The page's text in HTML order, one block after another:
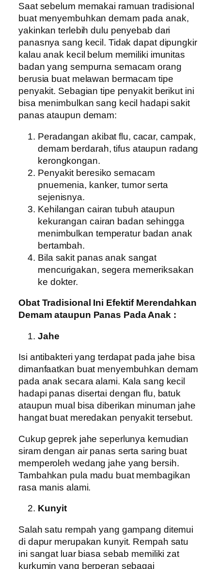
Saat sebelum memakai ramuan tradisional
buat menyembuhkan demam pada anak,
yakinkan terlebih dulu penyebab dari
panasnya sang kecil. Tidak dapat dipungkir
kalau anak kecil belum memiliki imunitas
badan yang sempurna semacam orang
berusia buat melawan bermacam tipe
penyakit. Sebagian tipe penyakit berikut ini
bisa menimbulkan sang kecil hadapi sakit
panas ataupun demam:
Peradangan akibat flu, cacar, campak,
demam berdarah, tifus ataupun radang
kerongkongan.
Penyakit beresiko semacam
pnuemenia, kanker, tumor serta
sejenisnya.
Kehilangan cairan tubuh ataupun
kekurangan cairan badan sehingga
menimbulkan temperatur badan anak
bertambah.
Bila sakit panas anak sangat
mencurigakan, segera memeriksakan
ke dokter.
Obat Tradisional Ini Efektif Merendahkan
Demam ataupun Panas Pada Anak :
Jahe
Isi antibakteri yang terdapat pada jahe bisa
dimanfaatkan buat menyembuhkan demam
pada anak secara alami. Kala sang kecil
hadapi panas disertai dengan flu, batuk
ataupun mual bisa diberikan minuman jahe
hangat buat meredakan penyakit tersebut.
Cukup geprek jahe seperlunya kemudian
siram dengan air panas serta saring buat
memperoleh wedang jahe yang bersih.
Tambahkan pula madu buat membagikan
rasa manis alami.
Kunyit
Salah satu rempah yang gampang ditemui
di dapur merupakan kunyit. Rempah satu
ini sangat luar biasa sebab memiliki zat
kurkumin yang berperan sebagai